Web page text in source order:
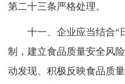
第二十三条严格处理。
十一、企业应当结合“
制，建立食品质量安全风
动发现、积极反映食品质